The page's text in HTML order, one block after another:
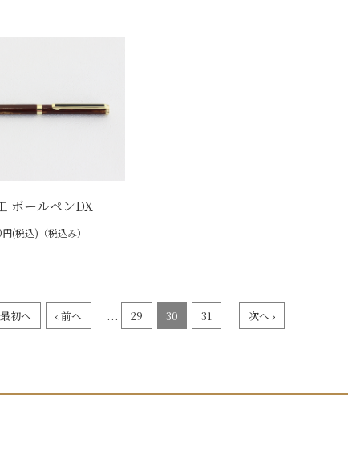
ボールペンDX
(税込)（税込み）
初へ ‹ 前へ ... 29 30 31 次へ ›